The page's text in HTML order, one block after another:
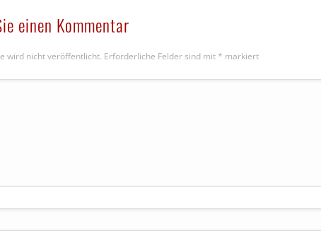
einen Kommentar
wird nicht veröffentlicht. Erforderliche Felder sind mit * markiert